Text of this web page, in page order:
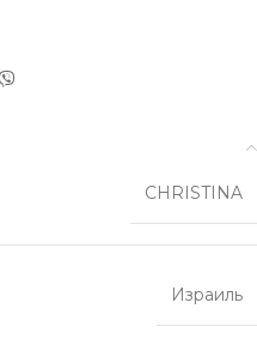
CHRISTINA
Израиль